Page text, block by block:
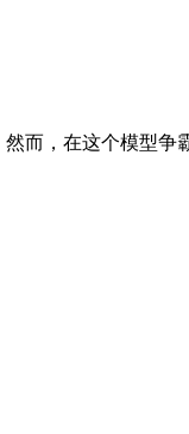
而，在这个模型争